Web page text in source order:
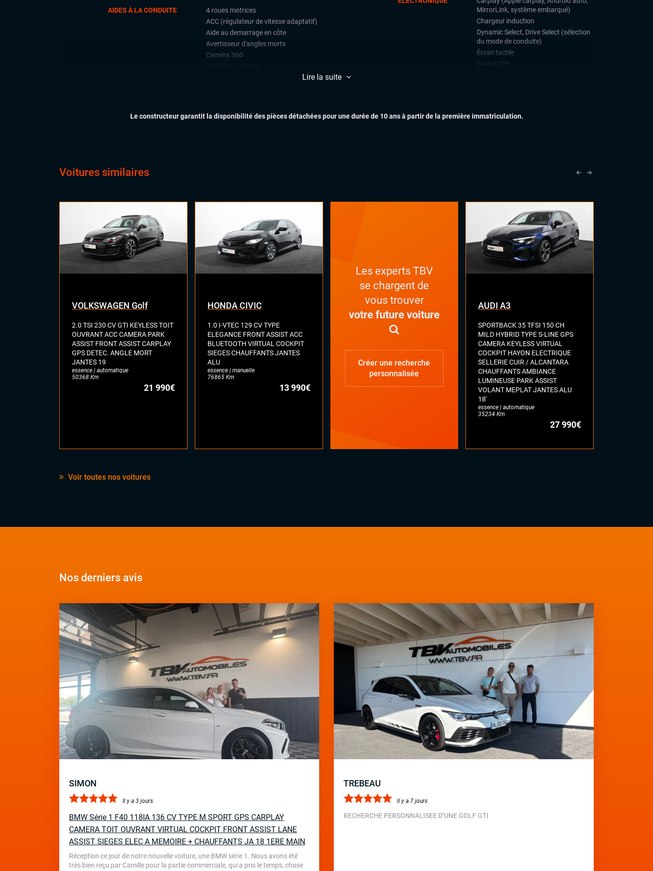
AIDES À LA CONDUITE
4 roues motrices
ACC (régulateur de vitesse adaptatif)
Aide au demarrage en côte
Avertisseur d'angles morts
Caméra 360
Détections de signalisation routière
Radars de stationnement avant et
CONFORT
Feux automatiques
Hayon électrique
Réglage électrique des lombaires
Sièges chauffants avant et arrière
Sièges électriques à mémoire
Virtual cockpit (live cockpit, compteur
Volant multifonctions
MirrorLink, système embarqué)
Chargeur induction
Dynamic Select, Drive Select (sélection
du mode de conduite)
Écran tactile
Grand GPS
Téléphone Bluetooth
Commandes au volant
Eclairage d'ambiance
Palettes au volant
Rétroviseur intérieur jour/nuit
automatique
Sellerie cuir nappa
Lire la suite
Le constructeur garantit la disponibilité des pièces détachées pour une durée de 10 ans à partir de la première immatriculation.
Voitures similaires
VOLKSWAGEN Golf
2.0 TSI 230 CV GTI KEYLESS TOIT
OUVRANT ACC CAMERA PARK
ASSIST FRONT ASSIST CARPLAY
GPS DETEC. ANGLE MORT
JANTES 19
essence | automatique
50368 Km
21 990€
HONDA CIVIC
1.0 I-VTEC 129 CV TYPE
ELEGANCE FRONT ASSIST ACC
BLUETOOTH VIRTUAL COCKPIT
SIEGES CHAUFFANTS JANTES
ALU
essence | manuelle
76865 Km
13 990€
Les experts TBV
se chargent de
vous trouver
votre future voiture
Créer une recherche
personnalisée
AUDI A3
SPORTBACK 35 TFSI 150 CH
MILD HYBRID TYPE S-LINE GPS
CAMERA KEYLESS VIRTUAL
COCKPIT HAYON ELECTRIQUE
SELLERIE CUIR / ALCANTARA
CHAUFFANTS AMBIANCE
LUMINEUSE PARK ASSIST
VOLANT MEPLAT JANTES ALU
18'
essence | automatique
35234 Km
27 990€
Voir toutes nos voitures
Nos derniers avis
SIMON
Il y a 3 jours
BMW Série 1 F40 118IA 136 CV TYPE M SPORT GPS CARPLAY
CAMERA TOIT OUVRANT VIRTUAL COCKPIT FRONT ASSIST LANE
ASSIST SIEGES ELEC A MEMOIRE + CHAUFFANTS JA 18 1ERE MAIN
Réception ce jour de notre nouvelle voiture, une BMW série 1. Nous avons été
très bien reçu par Camille pour la partie commerciale, qui a pris le temps, chose
TREBEAU
Il y a 7 jours
RECHERCHE PERSONNALISEE D’UNE GOLF GTI